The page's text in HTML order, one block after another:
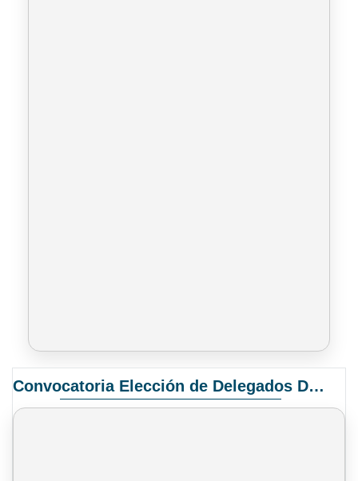
Convocatoria Elección de Delegados Docentes para el XIV Congreso Nacional de Universidades